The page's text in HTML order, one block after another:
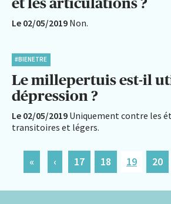
Le 02/05/2019 Non.
#BIENETRE
Le millepertuis est-il
dépression ?
Le 02/05/2019 Uniquement contre les
transitoires et légers.
« ‹ 17 18 19 20